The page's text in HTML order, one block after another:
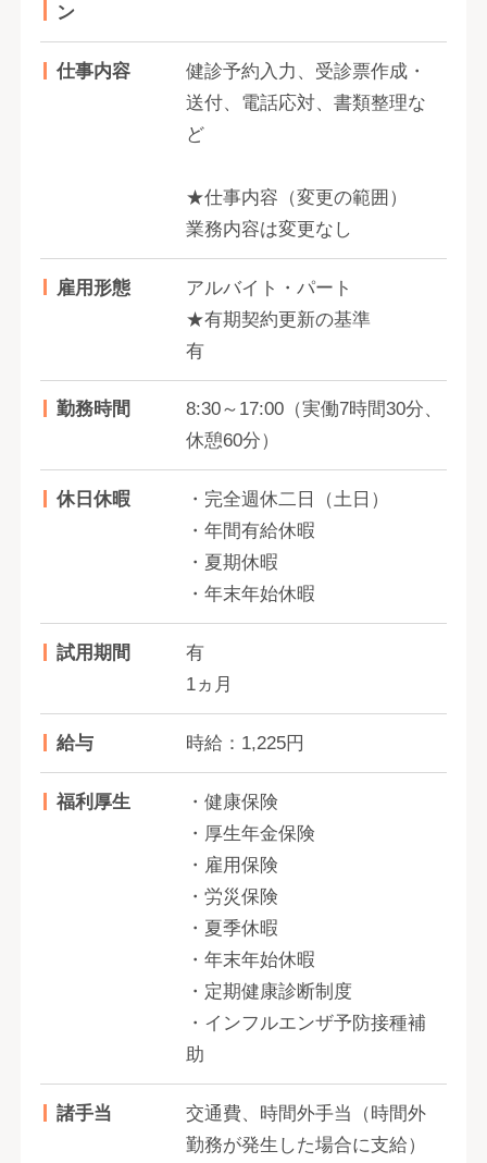
ン
仕事内容
健診予約入力、受診票作成・
送付、電話応対、書類整理な
ど
★仕事内容（変更の範囲）
業務内容は変更なし
雇用形態
アルバイト・パート
★有期契約更新の基準
有
勤務時間
8:30～17:00（実働7時間30分、
休憩60分）
休日休暇
・完全週休二日（土日）
・年間有給休暇
・夏期休暇
・年末年始休暇
試用期間
有
1ヵ月
給与 時給：1,225円
福利厚生
・健康保険
・厚生年金保険
・雇用保険
・労災保険
・夏季休暇
・年末年始休暇
・定期健康診断制度
・インフルエンザ予防接種補
助
諸手当
交通費、時間外手当（時間外
勤務が発生した場合に支給）